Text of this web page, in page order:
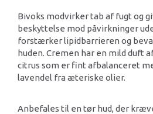
Bivoks modvirker tab af fugt og
beskyttelse mod påvirkninger
forstærker lipidbarrieren og
huden. Cremen har en mild duft
citrus som er fint afbalanceret
lavendel fra æteriske olier.
Anbefales til en tør hud, der